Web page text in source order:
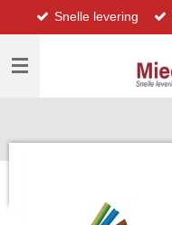
direct
naar
hoofdinhoud
Snelle levering